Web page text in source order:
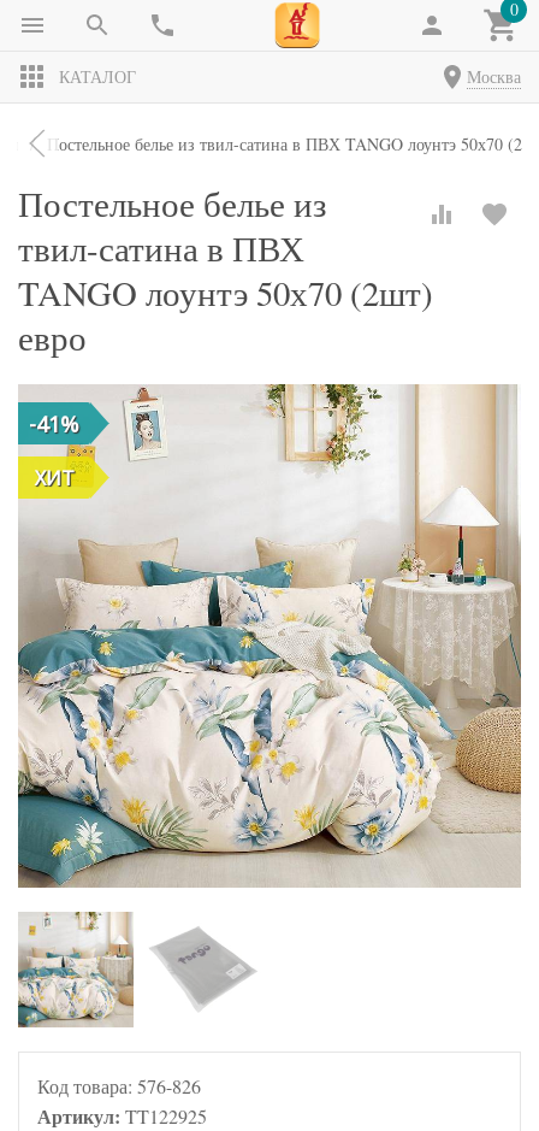
0
КАТАЛОГ Москва
Постельное белье из твил-сатина в ПВХ TANGO лоунтэ 50х70
Постельное белье из
твил-сатина в ПВХ
TANGO лоунтэ 50х70 (2шт)
евро
-41%
ХИТ
Код товара: 576-826
Артикул: TT122925